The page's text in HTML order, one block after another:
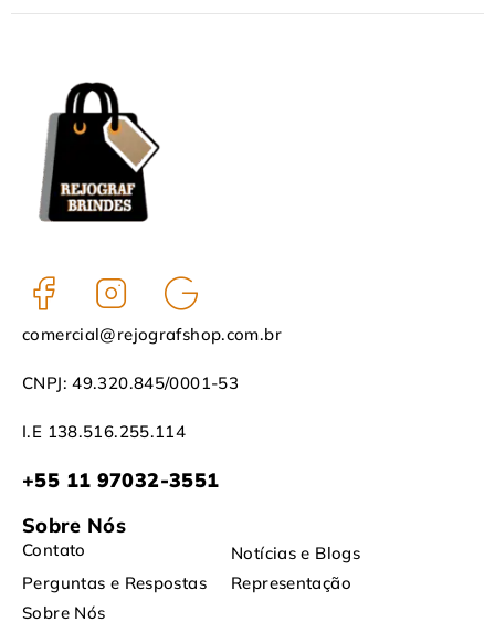
comercial@rejografshop.com.br
CNPJ: 49.320.845/0001-53
I.E 138.516.255.114
+55 11 97032-3551
Sobre Nós
Contato
Notícias e Blogs
Perguntas e Respostas
Representação
Sobre Nós